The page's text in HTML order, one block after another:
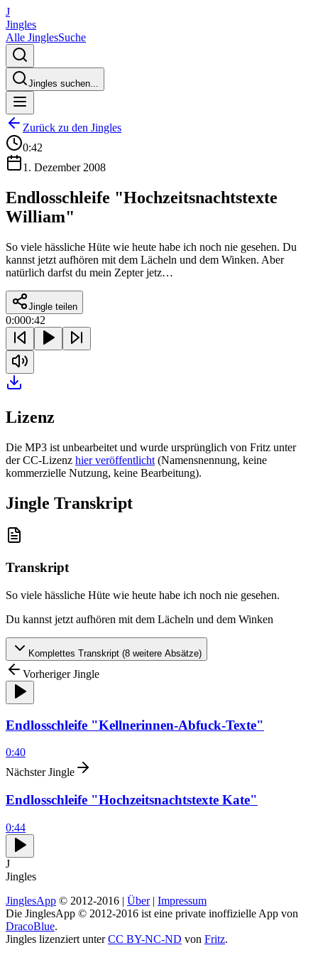
J
Jingles
Alle JinglesSuche
Jingles suchen...
Zurück zu den Jingles
0:42
1. Dezember 2008
Endlosschleife "Hochzeitsnachtstexte
William"
So viele hässliche Hüte wie heute habe ich noch nie gesehen. Du
kannst jetzt aufhören mit dem Lächeln und dem Winken. Aber
natürlich darfst du mein Zepter jetz…
Jingle teilen
0:000:42
Lizenz
Die MP3 ist unbearbeitet und wurde ursprünglich von Fritz unter
der CC-Lizenz hier veröffentlicht (Namensnennung, keine
kommerzielle Nutzung, keine Bearbeitung).
Jingle Transkript
Transkript
So viele hässliche Hüte wie heute habe ich noch nie gesehen.
Du kannst jetzt aufhören mit dem Lächeln und dem Winken
Komplettes Transkript (8 weitere Absätze)
Vorheriger Jingle
Endlosschleife "Kellnerinnen-Abfuck-Texte"
0:40
Nächster Jingle
Endlosschleife "Hochzeitsnachtstexte Kate"
0:44
J
Jingles
JinglesApp © 2012-2016 | Über| Impressum
Die JinglesApp © 2012-2016 ist eine private inoffizielle App von
DracoBlue.
Jingles lizenziert unterCC BY-NC-ND von Fritz.